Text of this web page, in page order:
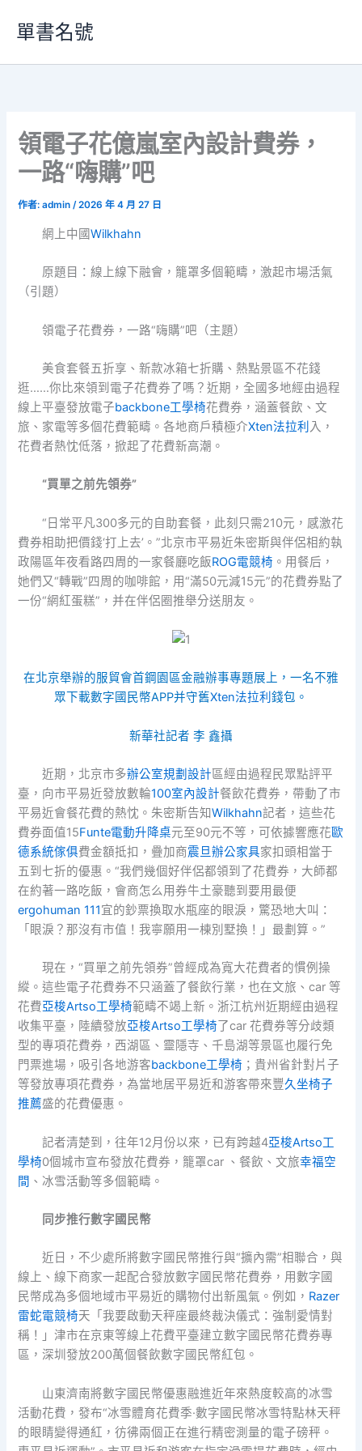
要
單書名號
領電子花億嵐室內設計費券，
一路“嗨購”吧
作者:admin/2026 年 4 月 27 日
網上中國Wilkhahn
原題目：線上線下融會，籠罩多個範疇，激起市場活氣
（引題）
領電子花費券，一路“嗨購”吧（主題）
美食套餐五折享、新款冰箱七折購、熱點景區不花錢
逛……你比來領到電子花費券了嗎？近期，全國多地經由過程
線上平臺發放電子backbone工學椅花費券，涵蓋餐飲、文
旅、家電等多個花費範疇。各地商戶積極介Xten法拉利 入，
花費者熱忱低落，掀起了花費新高潮。
“買單之前先領券”
“日常平凡300多元的自助套餐，此刻只需210元，感激花
費券相助把價錢‘打上去’。”北京市平易近朱密斯與伴侶相約執
政陽區年夜看路四周的一家餐廳吃飯ROG電競椅 。用餐后，
她們又“轉戰”四周的咖啡館，用“滿50元減15元”的花費券點了
一份“網紅蛋糕”，并在伴侶圈推舉分送朋友。
在北京舉辦的服貿會首鋼園區金融辦事專題展上，一名不雅
眾下載數字國民幣APP并守舊Xten法拉利 錢包。
新華社記者 李 鑫攝
近期，北京市多辦公室規劃設計區經由過程民眾點評平
臺，向市平易近發放數輪100室內設計餐飲花費券，帶動了市
平易近會餐花費的熱忱。朱密斯告知Wilkhahn記者，這些花
費券面值15Funte電動升降桌元至90元不等，可依據響應花歐
德系統傢俱費金額抵扣，疊加商震旦辦公家具家扣頭相當于
五到七折的優惠。“我們幾個好伴侶都領到了花費券，大師都
在約著一路吃飯，會商怎么用券牛土豪聽到要用最便
ergohuman 111宜的鈔票換取水瓶座的眼淚，驚恐地大叫：
「眼淚？那沒有市值！我寧願用一棟別墅換！」最劃算。”
現在，“買單之前先領券”曾經成為寬大花費者的慣例操
縱。這些電子花費券不只涵蓋了餐飲行業，也在文旅、car 等
花費亞梭Artso工學椅範疇不竭上新。浙江杭州近期經由過程
收集平臺，陸續發放亞梭Artso工學椅了car 花費券等分歧類
型的專項花費券，西湖區、靈隱寺、千島湖等景區也履行免
門票進場，吸引各地游客backbone工學椅 ；貴州省針對片子
等發放專項花費券，為當地居平易近和游客帶來豐久坐椅子
推薦盛的花費優惠。
記者清楚到，往年12月份以來，已有跨越4亞梭Artso工
學椅0個城市宣布發放花費券，籠罩car 、餐飲、文旅幸福空
間 、冰雪活動等多個範疇。
同步推行數字國民幣
近日，不少處所將數字國民幣推行與“擴內需”相聯合，與
線上、線下商家一起配合發放數字國民幣花費券，用數字國
民幣成為多個地域市平易近的購物付出新風氣。例如， Razer
雷蛇電競椅天「我要啟動天秤座最終裁決儀式：強制愛情對
稱！」津市在京東等線上花費平臺建立數字國民幣花費券專
區，深圳發放200萬個餐飲數字國民幣紅包。
山東濟南將數字國民幣優惠融進近年來熱度較高的冰雪
活動花費，發布“冰雪體育花費季·數字國民幣冰雪特點林天秤
的眼睛變得通紅，彷彿兩個正在進行精密測量的電子磅秤。